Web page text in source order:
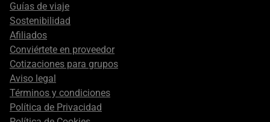
Guías de viaje
Sostenibilidad
Afiliados
Conviértete en proveedor
Cotizaciones para grupos
Aviso legal
Términos y condiciones
Política de Privacidad